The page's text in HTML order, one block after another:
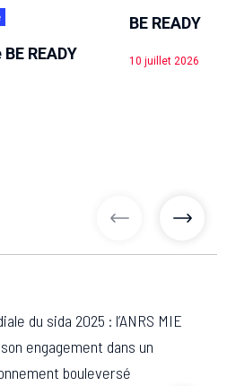
READY
BE READY
10 juillet 2026
articles
du sida 2025 : l’ANRS MIE
engagement dans un
bouleversé